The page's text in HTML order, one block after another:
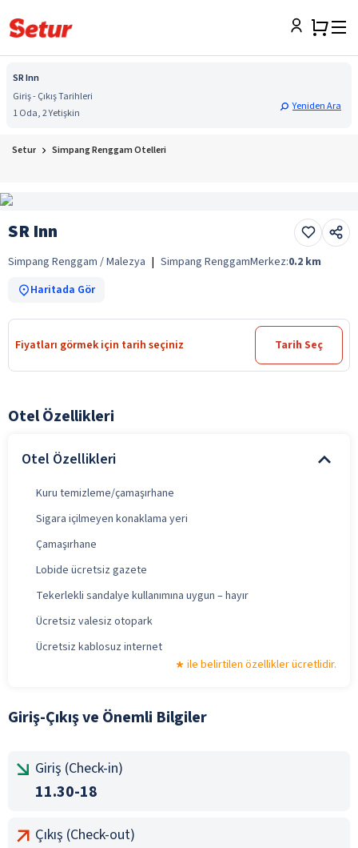
SR Inn
Giriş - Çıkış Tarihleri
1 Oda, 2 Yetişkin
Yeniden Ara
Setur Simpang Renggam Otelleri
SR Inn
Simpang Renggam / Malezya | Simpang RenggamMerkez:0.2 km
Haritada Gör
Fiyatları görmek için tarih seçiniz Tarih Seç
Otel Özellikleri
Otel Özellikleri
Kuru temizleme/çamaşırhane
Sigara içilmeyen konaklama yeri
Çamaşırhane
Lobide ücretsiz gazete
Tekerlekli sandalye kullanımına uygun – hayır
Ücretsiz valesiz otopark
Ücretsiz kablosuz internet
ile belirtilen özellikler ücretlidir.
Giriş-Çıkış ve Önemli Bilgiler
Giriş (Check-in)
11.30-18
Çıkış (Check-out)